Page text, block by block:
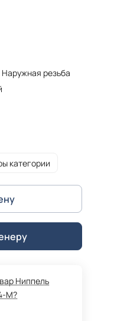
Наружная резьба
категории
Ниппель
M?